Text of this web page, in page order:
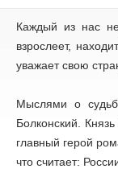
Каждый из нас
взрослеет,
уважает свою
Мыслями о
Болконский.
главный герой
что считает: